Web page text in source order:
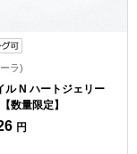
ラ)
ル N ハートジェリー
数量限定】
円